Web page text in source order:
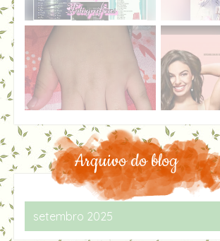
Arquivo do blog